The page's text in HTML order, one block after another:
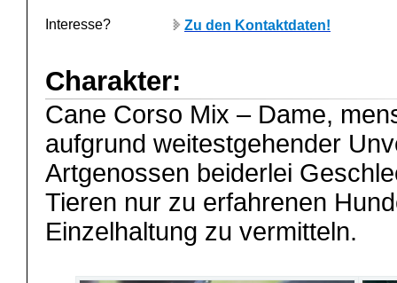
Interesse? Zu den Kontaktdaten!
Charakter:
Cane Corso Mix – Dame,
aufgrund weitestgehender
Artgenossen beiderlei
Tieren nur zu erfahrenen
Einzelhaltung zu vermitteln.